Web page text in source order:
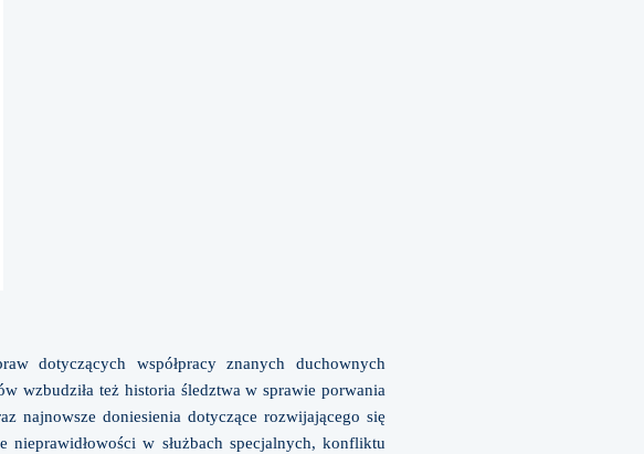
dotyczących współpracy znanych duchownych
wzbudziła też historia śledztwa w sprawie porwania
najnowsze doniesienia dotyczące rozwijającego się
w służbach specjalnych, konfliktu